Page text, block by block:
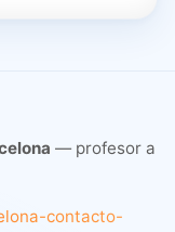
— profesor a
contacto-